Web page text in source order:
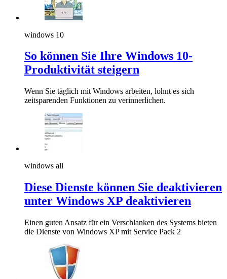
windows 10
So können Sie Ihre Windows 10-
Produktivität steigern
Wenn Sie täglich mit Windows arbeiten, lohnt es sich
zeitsparenden Funktionen zu verinnerlichen.
windows all
Diese Dienste können Sie deaktivieren
unter Windows XP deaktivieren
Einen guten Ansatz für ein Verschlanken des Systems bieten
die Dienste von Windows XP mit Service Pack 2